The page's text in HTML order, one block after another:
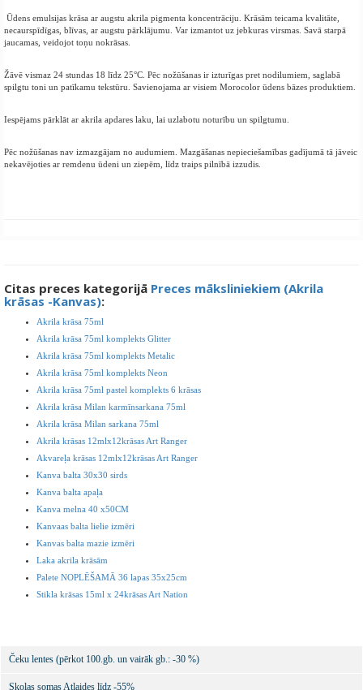
Ūdens emulsijas krāsa ar augstu akrila pigmenta koncentrāciju. Krāsām teicama kvalitāte,
necaurspīdīgas, blīvas, ar augstu pārklājumu. Var izmantot uz jebkuras virsmas. Savā starpā
jaucamas, veidojot toņu nokrāsas.
Žāvē vismaz 24 stundas 18 līdz 25°C. Pēc nožūšanas ir izturīgas pret nodilumiem, saglabā
spilgtu toni un patīkamu tekstūru. Savienojama ar visiem Morocolor ūdens bāzes produktiem.
Iespējams pārklāt ar akrila apdares laku, lai uzlabotu noturību un spilgtumu.
Pēc nožūšanas nav izmazgājam no audumiem. Mazgāšanas nepieciešamības gadījumā tā jāveic
nekavējoties ar remdenu ūdeni un ziepēm, līdz traips pilnībā izzudis.
Citas preces kategorijā Preces māksliniekiem (Akrila
krāsas -Kanvas):
Akrila krāsa 75ml
Akrila krāsa 75ml komplekts Glitter
Akrila krāsa 75ml komplekts Metalic
Akrila krāsa 75ml komplekts Neon
Akrila krāsa 75ml pastel komplekts 6 krāsas
Akrila krāsa Milan karmīnsarkana 75ml
Akrila krāsa Milan sarkana 75ml
Akrila krāsas 12mlx12krāsas Art Ranger
Akvareļa krāsas 12mlx12krāsas Art Ranger
Kanva balta 30x30 sirds
Kanva balta apaļa
Kanva melna 40 x50CM
Kanvaas balta lielie izmēri
Kanvas balta mazie izmēri
Laka akrila krāsām
Palete NOPLĒŠAMĀ 36 lapas 35x25cm
Stikla krāsas 15ml x 24krāsas Art Nation
Čeku lentes (pērkot 100.gb. un vairāk gb.: -30 %)
Skolas somas Atlaides līdz -55%